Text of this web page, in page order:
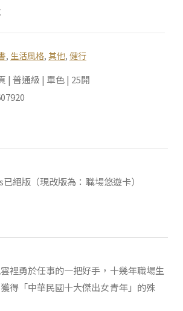
, 生活風格, 其他, 健行
| 普通級 | 單色 | 25開
絕版（現改版為：職場悠遊卡）
裡勇於任事的一把好手，十幾年職場生
得「中華民國十大傑出女青年」的殊